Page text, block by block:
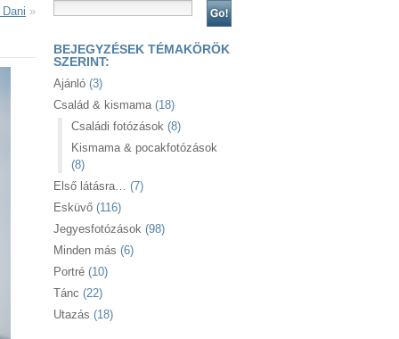
»
BEJEGYZÉSEK TÉMAKÖRÖK
SZERINT:
Ajánló (3)
Család & kismama(18)
Családi fotózások (8)
Kismama & pocakfotózások
(8)
Első látásra… (7)
Esküvő (116)
Jegyesfotózások (98)
Minden más (6)
Portré (10)
Tánc (22)
Utazás (18)